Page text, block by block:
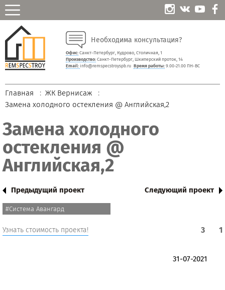
Необходима консультация?
Офис:Санкт-Петербург, Кудрово, Столичная, 1
Производство:Санкт-Петербург, Шкиперский проток, 14
Email: info@remspecstroyspb.ru Время работы:9.00-21.00 ПН-ВС
Главная
ЖК Вернисаж
Замена холодного остекления @ Английская,2
Замена холодного
остекления @
Английская,2
Предыдущий проект Следующий проект
#Система Авангард
Узнать стоимость проекта! 3 1
31-07-2021